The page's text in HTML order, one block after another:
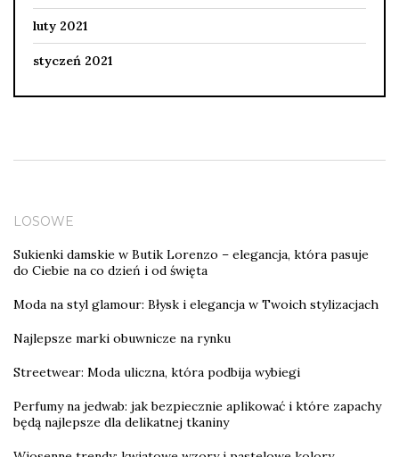
luty 2021
styczeń 2021
LOSOWE
Sukienki damskie w Butik Lorenzo – elegancja, która pasuje
do Ciebie na co dzień i od święta
Moda na styl glamour: Błysk i elegancja w Twoich stylizacjach
Najlepsze marki obuwnicze na rynku
Streetwear: Moda uliczna, która podbija wybiegi
Perfumy na jedwab: jak bezpiecznie aplikować i które zapachy
będą najlepsze dla delikatnej tkaniny